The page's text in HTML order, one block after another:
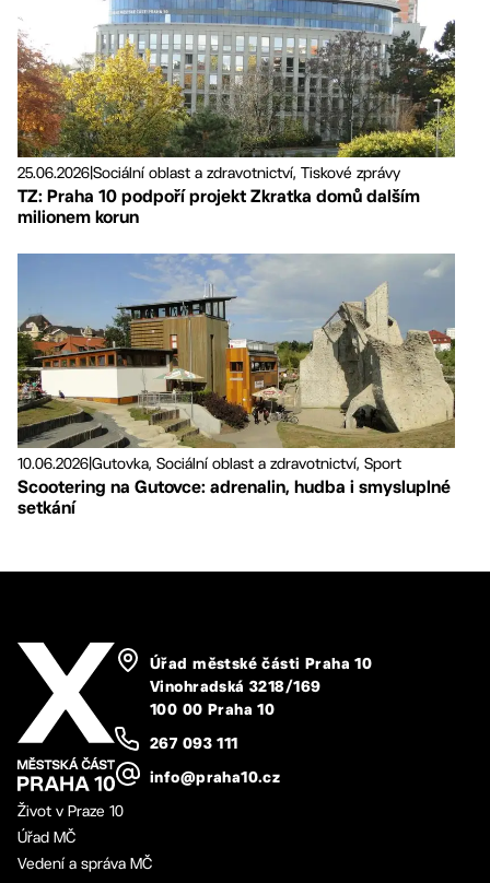
25.06.2026Sociální oblast a zdravotnictví, Tiskové zprávy
TZ: Praha 10 podpoří projekt Zkratka domů dalším
milionem korun
10.06.2026Gutovka, Sociální oblast a zdravotnictví, Sport
Scootering na Gutovce: adrenalin, hudba i smysluplné
setkání
Úřad městské části Praha 10
Vinohradská 3218/169
100 00 Praha 10
267 093 111
info@praha10.cz
Život v Praze 10
Úřad MČ
Vedení a správa MČ